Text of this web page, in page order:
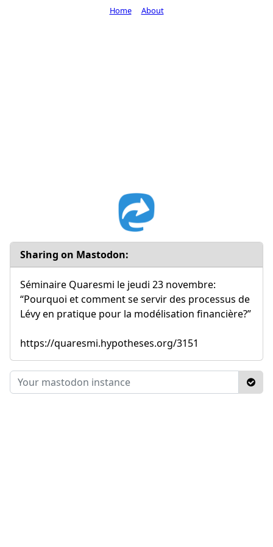
Sharing on Mastodon:
Séminaire Quaresmi le jeudi 23 novembre:
“Pourquoi et comment se servir des processus de
Lévy en pratique pour la modélisation financière?”
https://quaresmi.hypotheses.org/3151
Home About